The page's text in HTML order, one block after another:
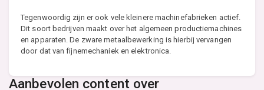
Tegenwoordig zijn er ook vele kleinere machinefabrieken actief.
Dit soort bedrijven maakt over het algemeen productiemachines
en apparaten. De zware metaalbewerking is hierbij vervangen
door dat van fijnemechaniek en elektronica.
Aanbevolen content over